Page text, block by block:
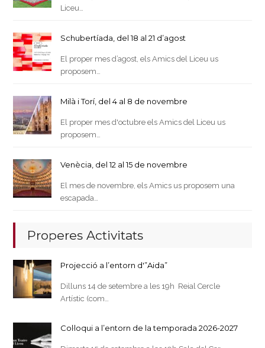
Liceu…
Schubertíada, del 18 al 21 d’agost
El proper mes d’agost, els Amics del Liceu us
proposem…
Milà i Torí, del 4 al 8 de novembre
El proper mes d'octubre els Amics del Liceu us
proposem…
Venècia, del 12 al 15 de novembre
El mes de novembre, els Amics us proposem una
escapada…
Properes Activitats
Projecció a l’entorn d'”Aida”
Dilluns 14 de setembre a les 19h Reial Cercle
Artístic (com…
Col·loqui a l’entorn de la temporada 2026-2027